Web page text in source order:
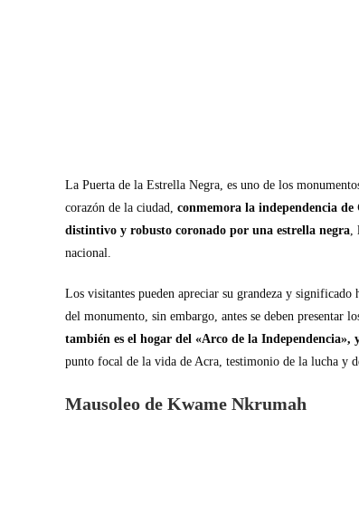
La Puerta de la Estrella Negra, es uno de los
corazón de la ciudad, conmemora la independencia
distintivo y robusto coronado por una estrella negra,
nacional.
Los visitantes pueden apreciar su grandeza y
del monumento, sin embargo, antes se deben presentar
también es el hogar del «Arco de la
punto focal de la vida de Acra, testimonio de la lucha y
Mausoleo de Kwame Nkrumah